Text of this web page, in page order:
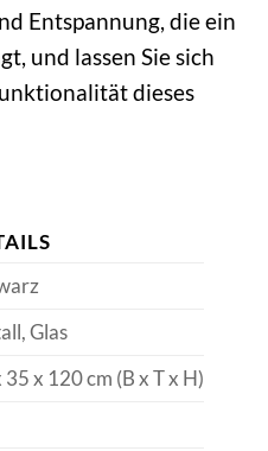
Entspannung, die ein
und lassen Sie sich
dieses
Glas
35 x 120 cm (B x T x H)